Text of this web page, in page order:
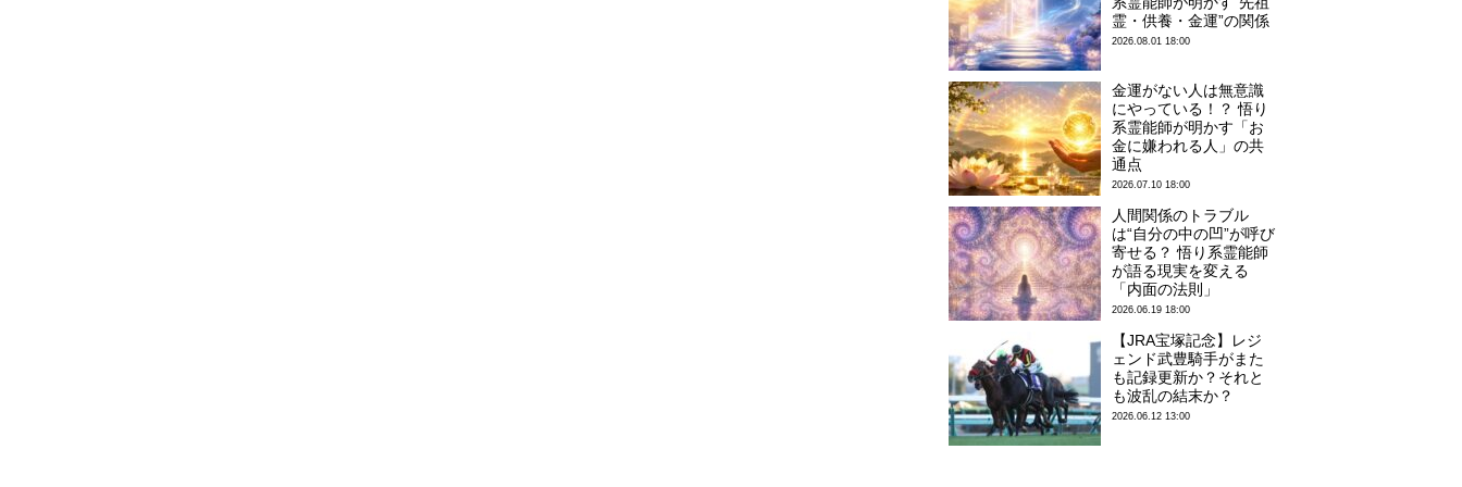
霊・供養・金運”の関係
2026.08.01 18:00
金運がない人は無意識
にやっている！？ 悟り
系霊能師が明かす「お
金に嫌われる人」の共
通点
2026.07.10 18:00
人間関係のトラブル
は“自分の中の凹”が呼び
寄せる？ 悟り系霊能師
が語る現実を変える
「内面の法則」
2026.06.19 18:00
【JRA宝塚記念】レジ
ェンド武豊騎手がまた
も記録更新か？それと
も波乱の結末か？
2026.06.12 13:00